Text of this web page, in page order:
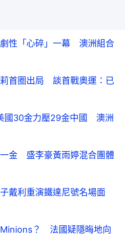
性「心碎」一幕 澳洲組合
首圈出局 談首戰奧運：已
國30金力壓29金中國 澳洲
金 盛李豪黃雨婷混合團體
戴利重演鐵達尼號名場面
Minions？ 法國疑隱晦地向